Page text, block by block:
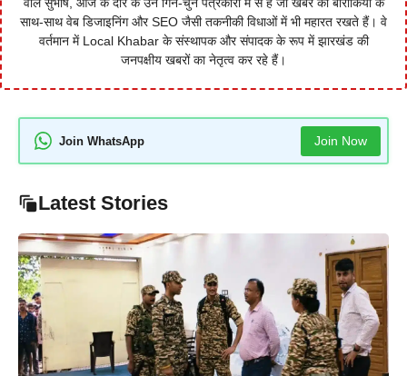
साथ-साथ वेब डिजाइनिंग और SEO जैसी तकनीकी विधाओं में भी महारत रखते हैं। वे
वर्तमान में Local Khabar के संस्थापक और संपादक के रूप में झारखंड की
जनपक्षीय खबरों का नेतृत्व कर रहे हैं।
Join WhatsApp Join Now
Latest Stories